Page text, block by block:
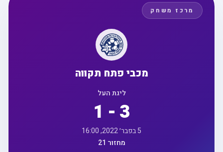
מרכז משחק
מכבי פתח תקווה
ליגת העל
1 - 3
מחזור 21